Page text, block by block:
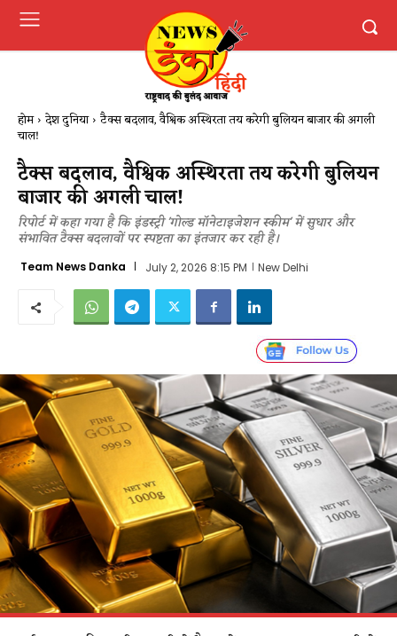
होम देश दुनिया टैक्स बदलाव, वैश्विक अस्थिरता तय करेगी बुलियन बाजार की अगली
चाल!
टैक्स बदलाव, वैश्विक अस्थिरता तय करेगी बुलियन
बाजार की अगली चाल!
रिपोर्ट में कहा गया है कि इंडस्ट्री 'गोल्ड मॉनेटाइजेशन स्कीम' में सुधार और
संभावित टैक्स बदलावों पर स्पष्टता का इंतजार कर रही है।
Team News Danka July 2, 2026 8:15 PM New Delhi